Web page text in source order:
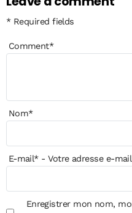
* Required fields
Comment*
Nom*
E-mail*- Votre adresse e-
Enregistrer mon nom,